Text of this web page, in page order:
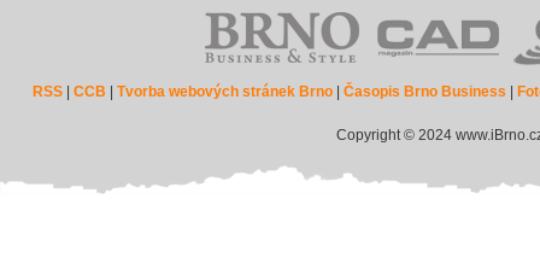
RSS |CCB |Tvorba webových stránek Brno |Časopis Brno Business
Copyright © 2024